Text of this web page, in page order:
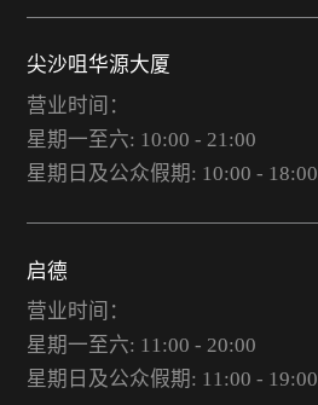
尖沙咀华源大厦
营业时间：
星期一至六: 10:00 - 21:00
星期日及公众假期: 10:00 - 18:00
启德
营业时间：
星期一至六: 11:00 - 20:00
星期日及公众假期: 11:00 - 19:00